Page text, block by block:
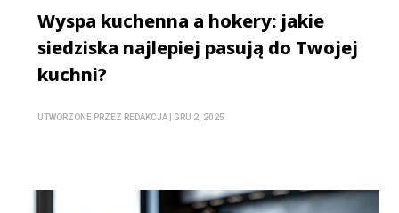
Wyspa kuchenna a hokery: jakie
siedziska najlepiej pasują do Twojej
kuchni?
UTWORZONE PRZEZ REDAKCJA GRU 2, 2025